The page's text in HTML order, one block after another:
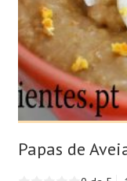
Papas de